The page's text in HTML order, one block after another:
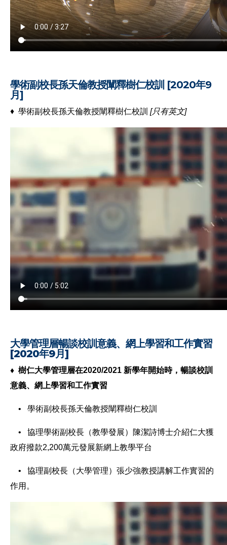
學術副校長孫天倫教授闡釋樹仁校訓 [2020年9
月]
♦ 學術副校長孫天倫教授闡釋樹仁校訓 [只有英文]
大學管理層暢談校訓意義、網上學習和工作實習
[2020年9月]
♦ 樹仁大學管理層在2020/2021 新學年開始時，暢談校訓
意義、網上學習和工作實習
• 學術副校長孫天倫教授闡釋樹仁校訓
• 協理學術副校長（教學發展）陳潔詩博士介紹仁大獲
政府撥款2,200萬元發展新網上教學平台
• 協理副校長（大學管理）張少強教授講解工作實習的
作用。